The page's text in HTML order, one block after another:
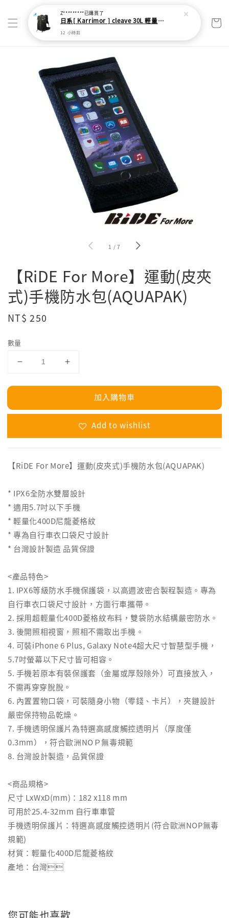
1 /7
【RiDE For More】運動(皮夾
式)手機防水包(AQUAPAK)
Regular
NT$ 250
數量
加入購物車
Add to wishlist
【RiDE For More】運動(皮夾式)手機防水包(AQUAPAK)
* IPX6全防水雙層設計
* 適用5.7吋以下手機
* 輕量化400D尼龍菱格紋
* 專為自行車衣口袋尺寸設計
* 台灣設計製造 品質保證
<產品特色>
1. IPX6等級防水手機保護袋，以高週波密合製程製造。專為
自行車衣口袋尺寸設計，方面行車攜帶。
2. 採用超輕量化400D菱格紋布料，雙袋防水結構嚴密防水。
3. 後開照相視窗，照相不需取出手機。
4. 可裝iPhone 6 Plus, Galaxy Note4超大尺寸智慧型手機，
5.7吋螢幕以下尺寸皆可相容。
5. 手機若原本有裝保護套（金屬或厚殼除外）可直接放入，
不需再穿穿脫脫。
6. 內置置物口袋，可裝隨身小物（零錢、卡片），夾鏈設計
嚴密保持物品乾燥。
7. 手機透明保護片為特選高感度觸控透明片（厚度僅
0.3mm），符合歐洲NOＰ無毒規範
8. 台灣設計製造，品質保證
<商品規格>
尺寸 LxWxD(mm)：182 x118 mm
可用於25.4-32mm 自行車車管
手機透明保護片：特選高感度觸控透明片(符合歐洲NOP無毒
規範)
材質：輕量化400D尼龍菱格紋
產地：台灣
您可能也喜歡
Z*********已購買了
日系[ Karrimor ] cleave 30L 輕量野跑健走包
12 小時前